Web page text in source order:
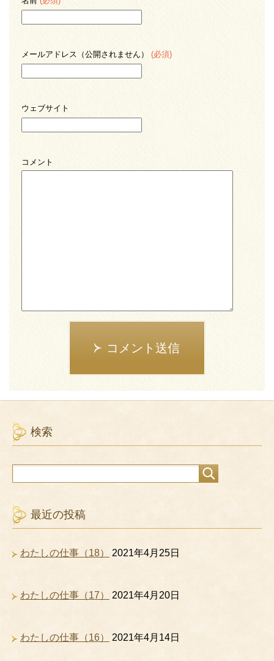
メールアドレス（公開されません） (必須)
ウェブサイト
コメント
コメント送信
検索
最近の投稿
わたしの仕事（18） 2021年4月25日
わたしの仕事（17） 2021年4月20日
わたしの仕事（16） 2021年4月14日